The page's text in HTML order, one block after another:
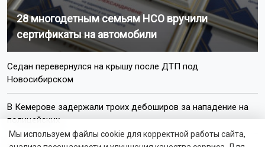
28 многодетным семьям НСО вручили
сертификаты на автомобили
Седан перевернулся на крышу после ДТП под
Новосибирском
В Кемерове задержали троих дебоширов за нападение на
полицейских
Мы используем файлы cookie для корректной работы сайта,